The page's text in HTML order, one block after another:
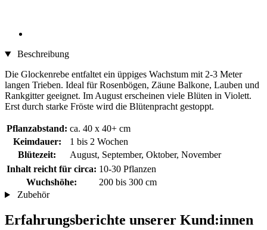
Beschreibung
Die Glockenrebe entfaltet ein üppiges Wachstum mit 2-3 Meter
langen Trieben. Ideal für Rosenbögen, Zäune Balkone, Lauben und
Rankgitter geeignet. Im August erscheinen viele Blüten in Violett.
Erst durch starke Fröste wird die Blütenpracht gestoppt.
Pflanzabstand: ca. 40 x 40+ cm
Keimdauer:
1 bis 2 Wochen
Blütezeit:
August, September, Oktober, November
Inhalt reicht für circa: 10-30 Pflanzen
Wuchshöhe:
200 bis 300 cm
Zubehör
Erfahrungsberichte unserer Kund:innen